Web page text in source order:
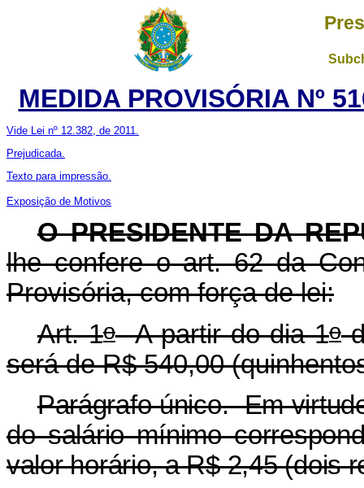
MEDIDA PROVISÓRIA Nº
Vide Lei nº 12.382, de 2011.
Prejudicada.
Texto para impressão.
Exposição de Motivos
O PRESIDENTE DA
lhe confere o art. 62 da
Provisória, com força de lei:
Art. 1oA partir do dia 1o
será de R$ 540,00
Parágrafo único. Em
do salário mínimo
valor horário, a R$ 2,45 (dois